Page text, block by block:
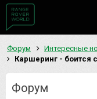
Форум Интересные
Каршеринг - боится
Форум